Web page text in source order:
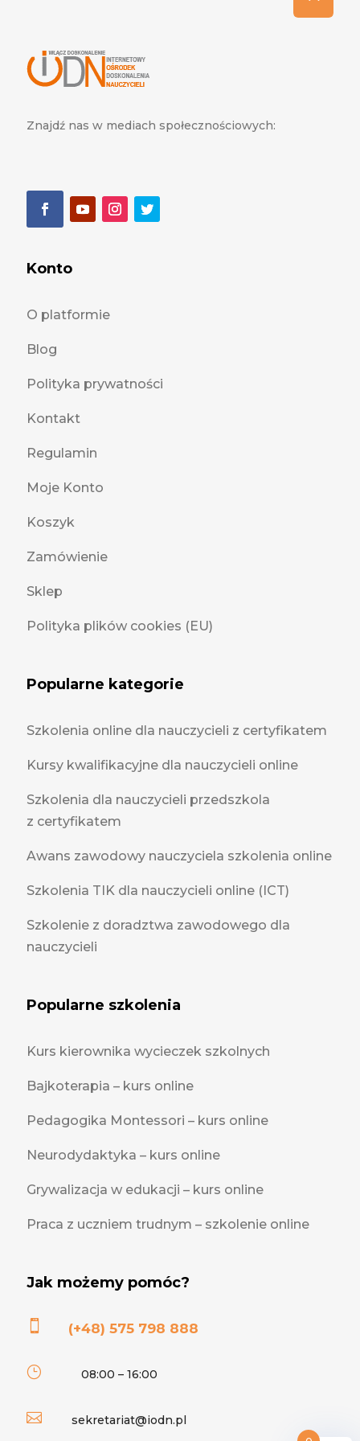
Znajdź nas w mediach społecznościowych:
Konto
O platformie
Blog
Polityka prywatności
Kontakt
Regulamin
Moje Konto
Koszyk
Zamówienie
Sklep
Polityka plików cookies (EU)
Popularne kategorie
Szkolenia online dla nauczycieli z certyfikatem
Kursy kwalifikacyjne dla nauczycieli online
Szkolenia dla nauczycieli przedszkola
z certyfikatem
Awans zawodowy nauczyciela szkolenia online
Szkolenia TIK dla nauczycieli online (ICT)
Szkolenie z doradztwa zawodowego dla
nauczycieli
Popularne szkolenia
Kurs kierownika wycieczek szkolnych
Bajkoterapia – kurs online
Pedagogika Montessori – kurs online
Neurodydaktyka – kurs online
Grywalizacja w edukacji – kurs online
Praca z uczniem trudnym – szkolenie online
Jak możemy pomóc?
 (+48) 575 798 888
} 08:00 – 16:00
 sekretariat@iodn.pl